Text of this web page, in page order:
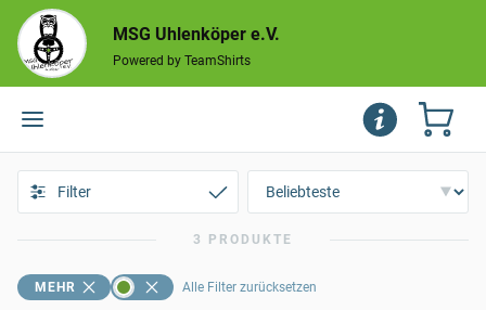
MSG Uhlenköper e.V.
Powered by TeamShirts
Filter
3 PRODUKTE
MEHR Alle Filter zurücksetzen